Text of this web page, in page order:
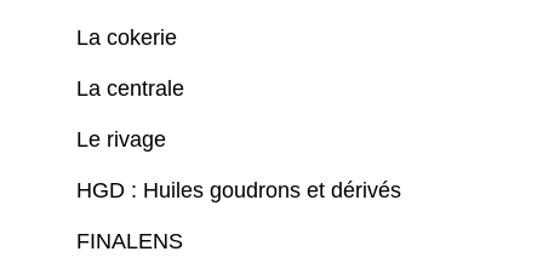
La cokerie
La centrale
Le rivage
HGD : Huiles goudrons et dérivés
FINALENS